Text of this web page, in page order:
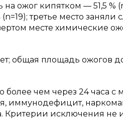
ожог кипятком — 51,5 %
третье место заняли
месте химические
общая площадь ожогов
чем через 24 часа с
иммунодефицит,
Критерии исключения не